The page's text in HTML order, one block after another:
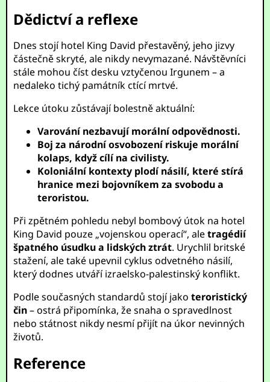
Dědictví a reflexe
Dnes stojí hotel King David přestavěný, jeho jizvy
částečně skryté, ale nikdy nevymazané. Návštěvníci
stále mohou číst desku vztyčenou Irgunem – a
nedaleko tichý památník ctící mrtvé.
Lekce útoku zůstávají bolestně aktuální:
Varování nezbavují morální odpovědnosti.
Boj za národní osvobození riskuje morální
kolaps, když cílí na civilisty.
Koloniální kontexty plodí násilí, které stírá
hranice mezi bojovníkem za svobodu a
teroristou.
Při zpětném pohledu nebyl bombový útok na hotel
King David pouze „vojenskou operací“, aletragédií
špatného úsudku a lidských ztrát. Urychlil britské
stažení, ale také upevnil cyklus odvetného násilí,
který dodnes utváří izraelsko-palestinský konflikt.
Podle současných standardů stojí jakoteroristický
čin– ostrá připomínka, že snaha o spravedlnost
nebo státnost nikdy nesmí přijít na úkor nevinných
životů.
Reference